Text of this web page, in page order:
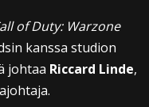
of Duty: Warzone
kanssa studion
johtaa Riccard Linde,